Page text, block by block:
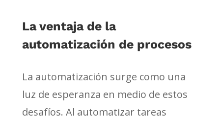
La ventaja de la
automatización de procesos
La automatización surge como una
luz de esperanza en medio de estos
desafíos. Al automatizar tareas